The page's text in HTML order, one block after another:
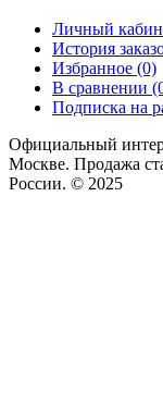
Личный
История
Избранное (0)
В сравнении
Подписка на
Официальный
Москве. Продажа
России. © 2025